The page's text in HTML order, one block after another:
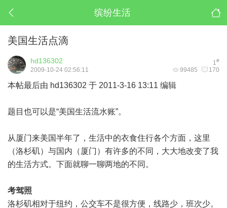
缤纷生活
美国生活点滴
1#
hd136302
99485 170
2009-10-24 02:56:11
本帖最后由 hd136302 于 2011-3-16 13:11 编辑
题目也可以是“美国生活流水账”。
从厦门来美国半年了，生活中的衣食住行各个方面，这里
（洛杉矶）与国内（厦门）有许多的不同，大大地改变了我
的生活方式。下面就聊一聊两地的不同。
考驾照
洛杉矶相对于纽约，公交车不是很方便，线路少，班次少。